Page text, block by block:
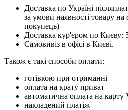
Доставка по Україні
за умови наявності товару
покупець)
Доставка кур'єром по Києву:
Самовивіз в офісі в Києві.
Також є такі способи оплати:
готівкою при отриманні
оплата на крату приват
автоматична оплата на карту
накладений платіж